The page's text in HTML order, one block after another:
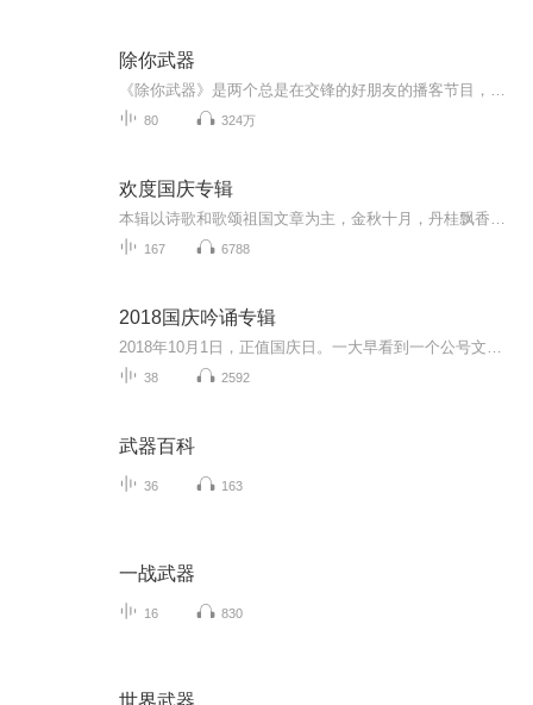
除你武器
80 324万
欢度国庆专辑
167 6788
2018国庆吟诵专辑
38 2592
武器百科
36 163
一战武器
16 830
世界武器